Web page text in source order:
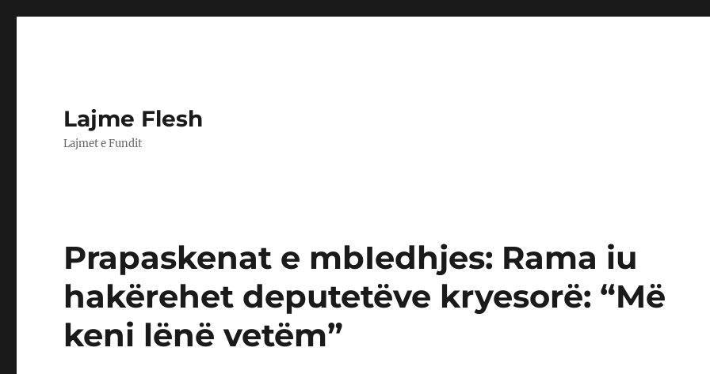
Lajme Flesh
Lajmet e Fundit
Prapaskenat e mbIedhjes: Rama iu
hakërehet deputetëve kryesorë: “Më
keni lënë vetëm”